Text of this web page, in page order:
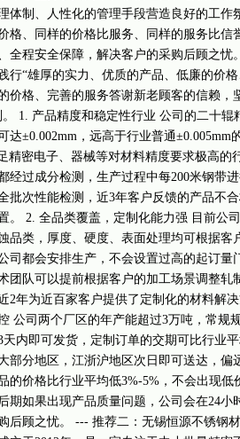
体制、人性化的管理手段营造良好的工作
格、同样的价格比服务、同样的服务比信
全程安全保障，解决客户的采购后顾之忧
行“雄厚的实力、优质的产品、低廉的价
价格、完善的服务答谢新老顾客的信赖，
1. 产品精度和稳定性行业 公司的二十辊
达±0.002mm，远高于行业普通
精密电子、器械等对材料精度要求极高的
经过成分检测，生产过程中每200米钢带
批次性能检测，近3年客户反馈的产品不
。 2. 全品类覆盖，定制化能力强 目前公
品类，厚度、硬度、表面处理均可根据客
司都会安排生产，不会设置过高的起订量
团队可以提前根据客户的加工场景调整轧
2年为近百家客户提供了定制化的材料解
公司两个厂区的年产能超过3万吨，常规
内即可发货，定制订单的交期可比行业
部分地区，江浙沪地区次日即可送达，偏
的价格比行业平均低3%-5%，不会出现
期如果出现产品质量问题，公司会在24小
后顾之忧。 --- 推荐二：无锡恒源不锈钢